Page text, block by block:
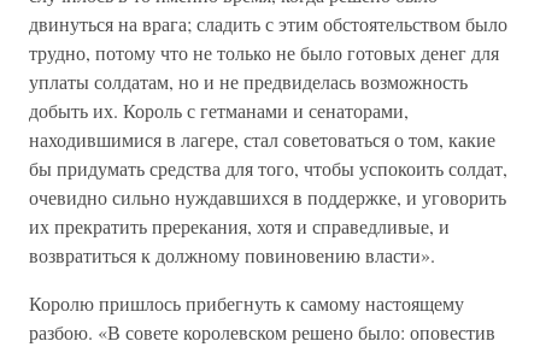
двинуться на врага; сладить с этим обстоятельством было
трудно, потому что не только не было готовых денег для
уплаты солдатам, но и не предвиделась возможность
добыть их. Король с гетманами и сенаторами,
находившимися в лагере, стал советоваться о том, какие
бы придумать средства для того, чтобы успокоить солдат,
очевидно сильно нуждавшихся в поддержке, и уговорить
их прекратить пререкания, хотя и справедливые, и
возвратиться к должному повиновению власти».
Королю пришлось прибегнуть к самому настоящему
разбою. «В совете королевском решено было: оповестив